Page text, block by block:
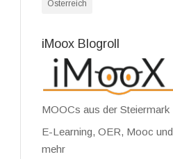
Österreich
iMoox Blogroll
MOOCs aus der Steiermark
E-Learning, OER, Mooc und
mehr